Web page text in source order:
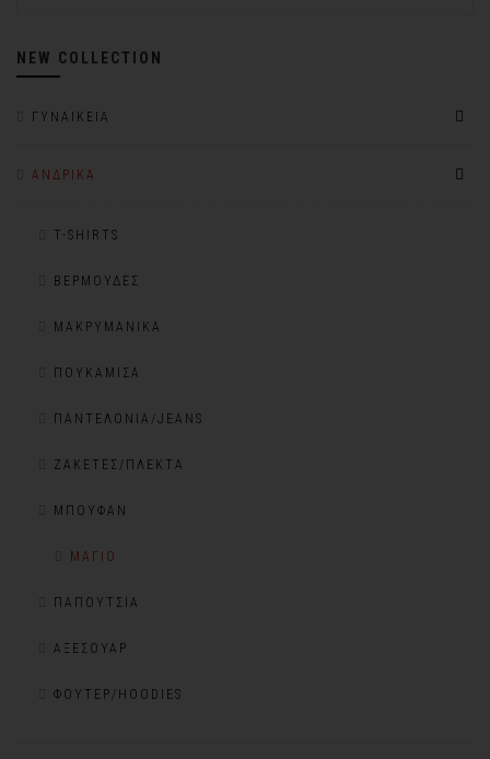
NEW COLLECTION
ΓΥΝΑΙΚΕΊΑ
ΑΝΔΡΙΚΆ
T-SHIRTS
ΒΕΡΜΟΎΔΕΣ
ΜΑΚΡΥΜΆΝΙΚΑ
ΠΟΥΚΆΜΙΣΑ
ΠΑΝΤΕΛΌΝΙΑ/JEANS
ΖΑΚΈΤΕΣ/ΠΛΕΚΤΆ
ΜΠΟΥΦΆΝ
ΜΑΓΙΌ
ΠΑΠΟΎΤΣΙΑ
ΑΞΕΣΟΥΆΡ
ΦΟΎΤΕΡ/HOODIES